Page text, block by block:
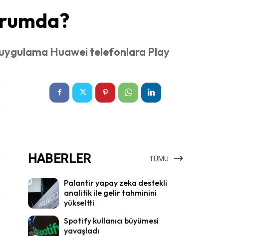
Huawei telefonlara Play
HABERLER TÜMÜ
Palantir yapay zeka destekli
analitik ile gelir tahminini
yükseltti
Spotify kullanıcı büyümesi
yavaşladı